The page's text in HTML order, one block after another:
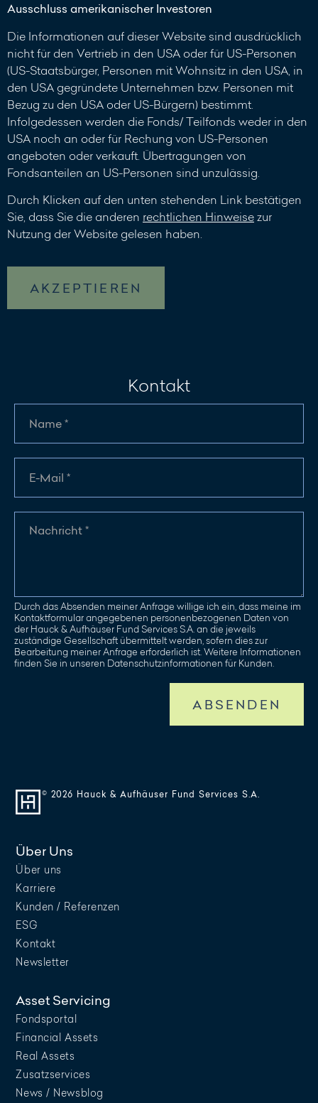
Ausschluss amerikanischer Investoren
Die Informationen auf dieser Website sind ausdrücklich
nicht für den Vertrieb in den USA oder für US-Personen
(US-Staatsbürger, Personen mit Wohnsitz in den USA, in
den USA gegründete Unternehmen bzw. Personen mit
Bezug zu den USA oder US-Bürgern) bestimmt.
Infolgedessen werden die Fonds/ Teilfonds weder in den
USA noch an oder für Rechung von US-Personen
angeboten oder verkauft. Übertragungen von
Fondsanteilen an US-Personen sind unzulässig.
Durch Klicken auf den unten stehenden Link bestätigen
Sie, dass Sie die anderen rechtlichen Hinweisezur
Nutzung der Website gelesen haben.
AKZEPTIEREN
Kontakt
Durch das Absenden meiner Anfrage willige ich ein, dass meine im
Kontaktformular angegebenen personenbezogenen Daten von
der Hauck & Aufhäuser Fund Services S.A. an die jeweils
zuständige Gesellschaft übermittelt werden, sofern dies zur
Bearbeitung meiner Anfrage erforderlich ist. Weitere Informationen
finden Sie in unseren Datenschutzinformationen für Kunden.
ABSENDEN
© 2026 Hauck & Aufhäuser Fund Services S.A.
Über Uns
Über uns
Karriere
Kunden / Referenzen
ESG
Kontakt
Newsletter
Asset Servicing
Fondsportal
Financial Assets
Real Assets
Zusatzservices
News / Newsblog